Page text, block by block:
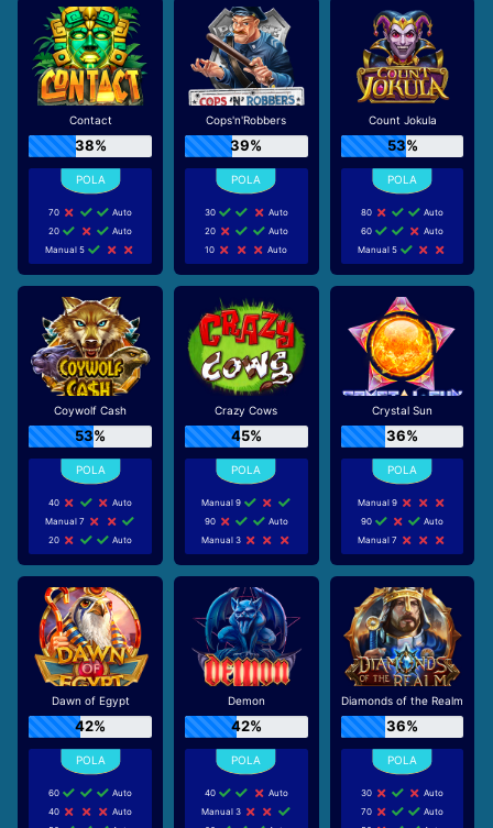
Contact
38%
70
Auto
20
Auto
Manual 5
Cops'n'Robbers
39%
30
Auto
20
Auto
10
Auto
Count Jokula
53%
80
Auto
60
Auto
Manual 5
Coywolf Cash
53%
40
Auto
Manual 7
20
Auto
Crazy Cows
45%
Manual 9
90
Auto
Manual 3
Crystal Sun
36%
Manual 9
90
Auto
Manual 7
Dawn of Egypt
42%
60
Auto
40
Auto
Demon
42%
40
Auto
Manual 3
Diamonds of the Realm
36%
30
Auto
70
Auto